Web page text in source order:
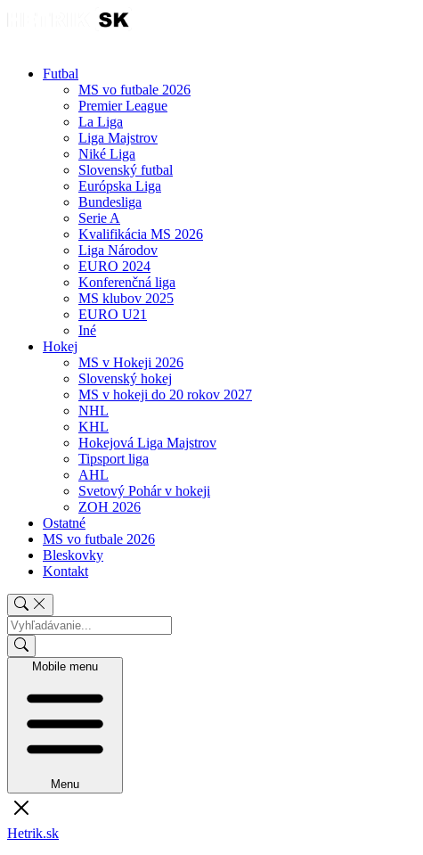
Futbal
MS vo futbale 2026
Premier League
La Liga
Liga Majstrov
Niké Liga
Slovenský futbal
Európska Liga
Bundesliga
Serie A
Kvalifikácia MS 2026
Liga Národov
EURO 2024
Konferenčná liga
MS klubov 2025
EURO U21
Iné
Hokej
MS v Hokeji 2026
Slovenský hokej
MS v hokeji do 20 rokov 2027
NHL
KHL
Hokejová Liga Majstrov
Tipsport liga
AHL
Svetový Pohár v hokeji
ZOH 2026
Ostatné
MS vo futbale 2026
Bleskovky
Kontakt
Mobile menu
Menu
Hetrik.sk